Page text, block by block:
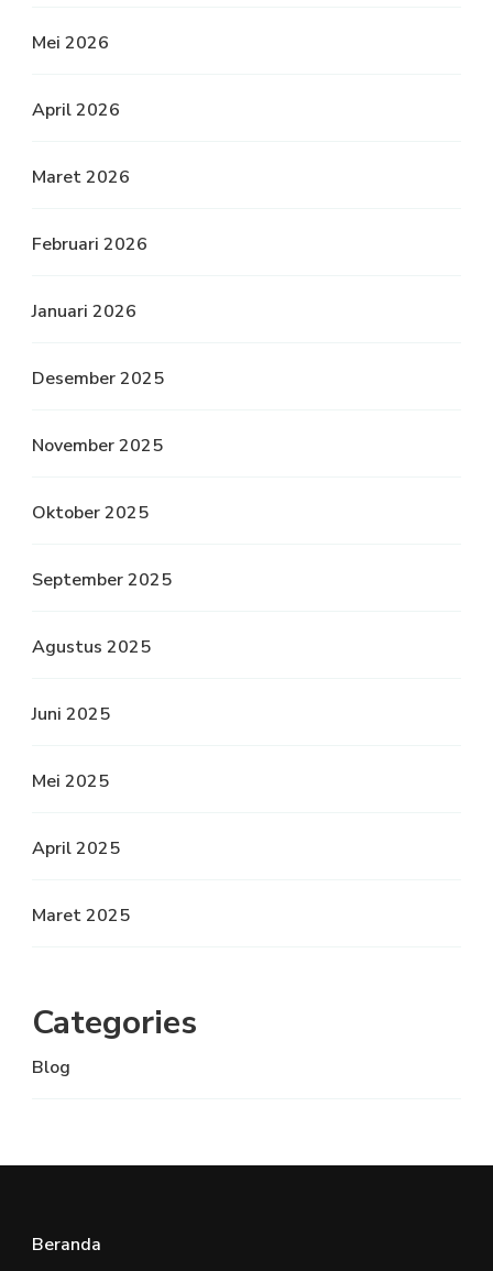
Mei 2026
April 2026
Maret 2026
Februari 2026
Januari 2026
Desember 2025
November 2025
Oktober 2025
September 2025
Agustus 2025
Juni 2025
Mei 2025
April 2025
Maret 2025
Categories
Blog
Beranda